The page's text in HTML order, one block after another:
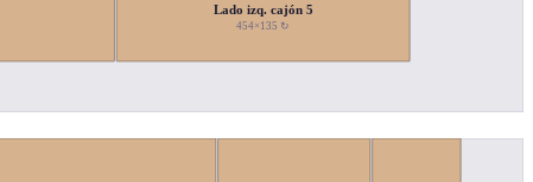
Lado izq. cajón 5
454×135 ↻